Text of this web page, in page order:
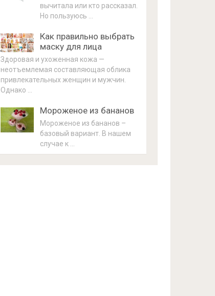
вычитала или кто рассказал.
Но пользуюсь …
Как правильно выбрать
маску для лица
Здоровая и ухоженная кожа —
неотъемлемая составляющая облика
привлекательных женщин и мужчин.
Однако …
Мороженое из бананов
Мороженое из бананов –
базовый вариант. В нашем
случае к …